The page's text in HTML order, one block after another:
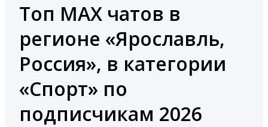
Топ MAX чатов в
регионе «Ярославль,
Россия», в категории
«Спорт» по
подписчикам 2026